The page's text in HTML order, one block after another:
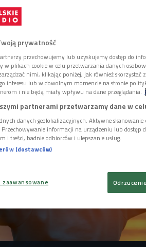
okres. Szkoła i praca
co sprawia, że powody do
Warto poszukać, w sobie i w
które dadzą nam
prywatność
przechowujemy lub uzyskujemy dostęp do
w plikach cookie w celu przetwarzania danych
nimi, klikając poniżej, jak również skorzystać
interesu lub w dowolnym momencie na stronie
i nie będą miały wpływu na dane przeglądania.
partnerami przetwarzamy dane w
danych geolokalizacyjnych. Aktywne
informacji na urządzeniu lub dostęp
i treści, badnie odbiorców i ulepszanie usług.
(dostawców)